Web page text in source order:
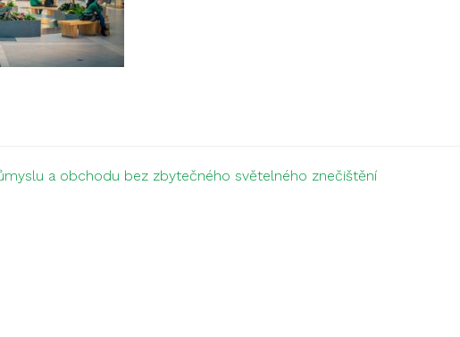
a obchodu bez zbytečného světelného znečištění